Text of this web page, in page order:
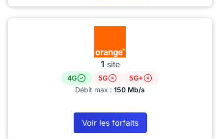
1 site
4G 5G
5G+
Débit max : 150 Mb/s
Voir les forfaits